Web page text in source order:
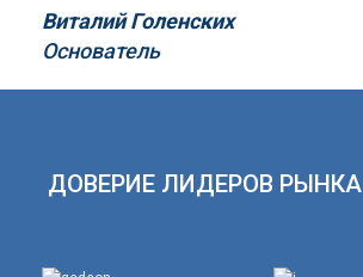
Виталий Голенских
Основатель
ДОВЕРИЕ ЛИДЕРОВ РЫНКА